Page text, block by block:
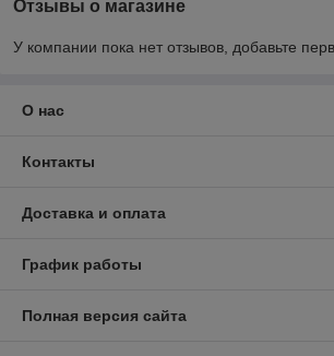
Отзывы о магазине
У компании пока нет отзывов, добавьте
О нас
Контакты
Доставка и оплата
График работы
Полная версия сайта